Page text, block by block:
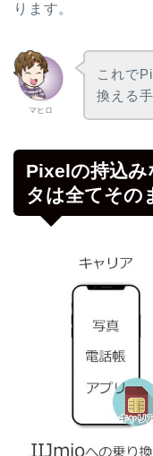
ります。
マヒロ
これで
換える
Pixelの持込み
タは全てその